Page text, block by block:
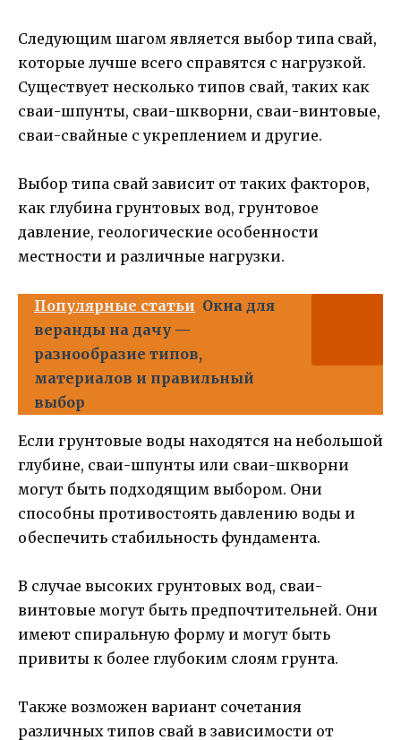
Следующим шагом является выбор типа свай,
которые лучше всего справятся с нагрузкой.
Существует несколько типов свай, таких как
сваи-шпунты, сваи-шкворни, сваи-винтовые,
сваи-свайные с укреплением и другие.
Выбор типа свай зависит от таких факторов,
как глубина грунтовых вод, грунтовое
давление, геологические особенности
местности и различные нагрузки.
Популярные статьи Окна для
веранды на дачу —
разнообразие типов,
материалов и правильный
выбор
Если грунтовые воды находятся на небольшой
глубине, сваи-шпунты или сваи-шкворни
могут быть подходящим выбором. Они
способны противостоять давлению воды и
обеспечить стабильность фундамента.
В случае высоких грунтовых вод, сваи-
винтовые могут быть предпочтительней. Они
имеют спиральную форму и могут быть
привиты к более глубоким слоям грунта.
Также возможен вариант сочетания
различных типов свай в зависимости от